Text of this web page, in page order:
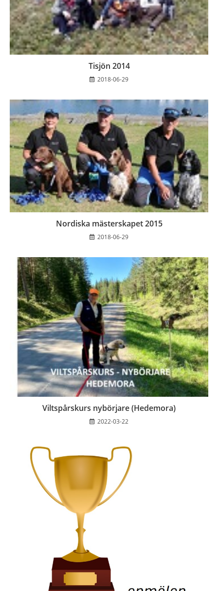
Tisjön 2014
2018-06-29
Nordiska mästerskapet 2015
2018-06-29
Viltspårskurs nybörjare (Hedemora)
2022-03-22